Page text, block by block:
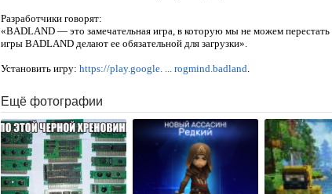
Разработчики говорят:
«BADLAND — это замечательная игра, в которую мы не можем
игры BADLAND делают ее обязательной для загрузки».
Установить игру: https://play.google. ... rogmind.badland.
Ещё фотографии